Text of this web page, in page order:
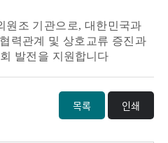
원조 기관으로, 대한민국과
력관계 및 상호교류 증진과
발전을 지원합니다
목록 인쇄